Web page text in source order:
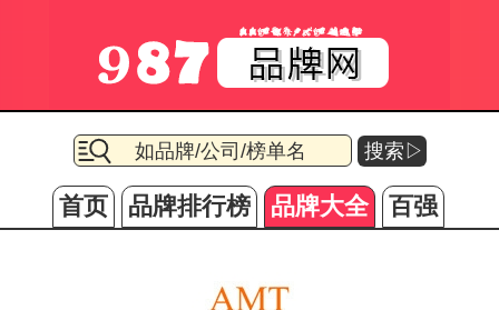
搜索▷
首页 品牌排行榜 品牌大全 百强